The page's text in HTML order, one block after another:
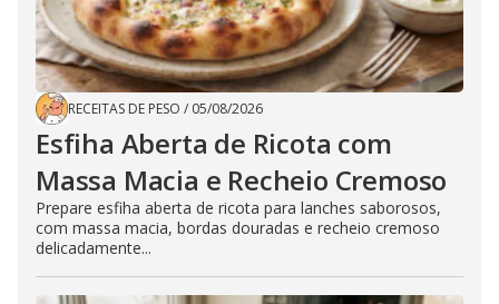
RECEITAS DE PESO / 05/08/2026
Esfiha Aberta de Ricota com
Massa Macia e Recheio Cremoso
Prepare esfiha aberta de ricota para lanches saborosos,
com massa macia, bordas douradas e recheio cremoso
delicadamente...